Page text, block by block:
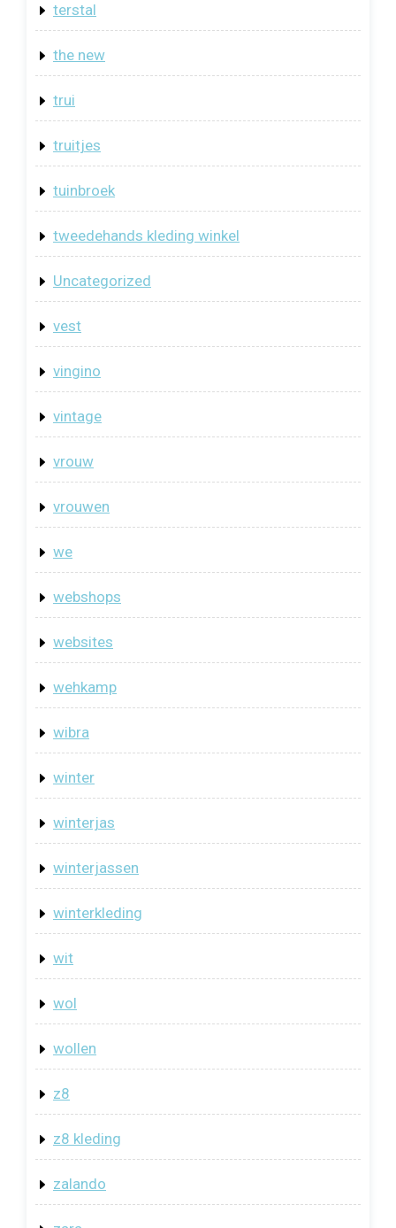
terstal
the new
trui
truitjes
tuinbroek
tweedehands kleding winkel
Uncategorized
vest
vingino
vintage
vrouw
vrouwen
we
webshops
websites
wehkamp
wibra
winter
winterjas
winterjassen
winterkleding
wit
wol
wollen
z8
z8 kleding
zalando